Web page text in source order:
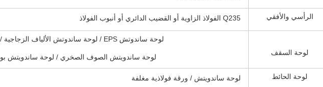
الرأسي والأفقي Q235 الفولاذ الزاوية أو القضيب الدائري أو أنبوب الفولاذ
لوحة السقف
لوحة ساندوتش EPS / لوحة ساندوتش الألياف الزجاجية /
لوحة ساندويتش الصوف الصخري / لوحة ساندويتش بو
لوحة الحائط لوحة ساندويتش / ورقة فولاذية مغلفة